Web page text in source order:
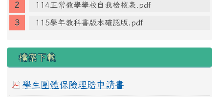
114正常教學學校自我檢核表.pdf
115學年教科書版本確認版.pdf
檔案下載
學生團體保險理賠申請書